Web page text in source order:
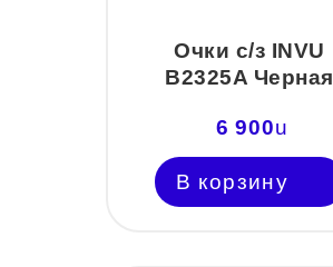
Очки с/з INVU
B2325A Черная
6 900u
В корзину